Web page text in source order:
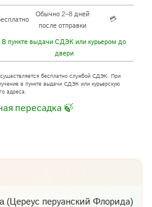
Обычно 2–8 дней
после отправки
💳
В пункте выдачи СДЭК или курьером до
двери
бесплатно службой СДЭК. При
в пункте выдачи СДЭК или курьерскую
адреса.
пересадка 🍃
(Цереус перуанский Флорида)